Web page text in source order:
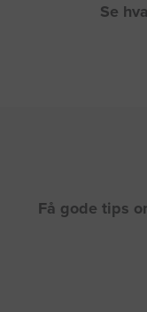
Se
Få gode tips